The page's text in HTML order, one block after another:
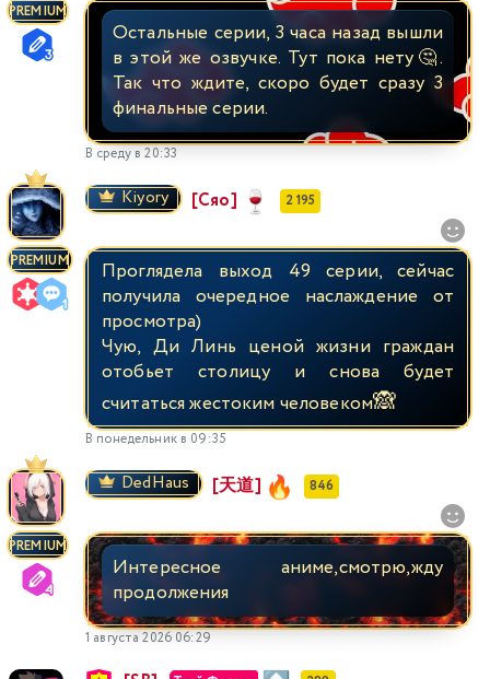
PREMIUM
Остальные серии, 3 часа назад вышли
в этой же озвучке. Тут пока нету🤔.
Так что ждите, скоро будет сразу 3
финальные серии.
В среду в 20:33
PREMIUM
Kiyory [Сяо] 2 195
Проглядела выход 49 серии, сейчас
получила очередное наслаждение от
просмотра)
Чую, Ди Линь ценой жизни граждан
отобьет столицу и снова будет
считаться жестоким человеком🙈
В понедельник в 09:35
PREMIUM
DedHaus [天道] 846
Интересное аниме,смотрю,жду
продолжения
1 августа 2026 06:29